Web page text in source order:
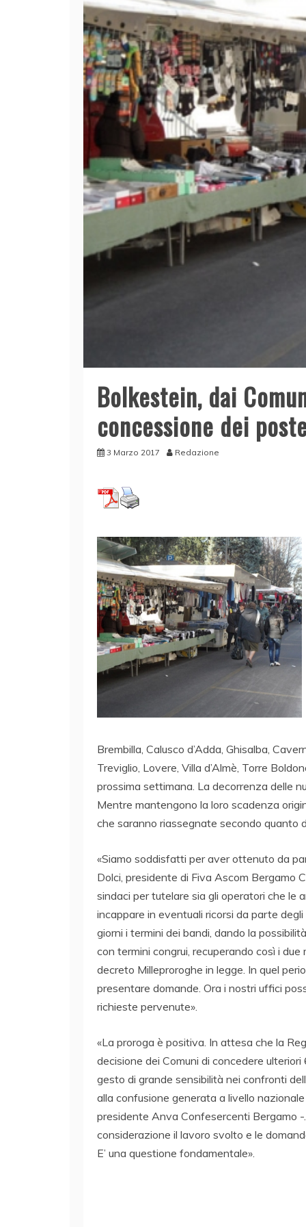
Bolkestein, dai
concessione dei
3 Marzo 2017 Redazione
Brembilla, Calusco d’Adda, Ghisalba,
Treviglio, Lovere, Villa d’Almè, Torre
prossima settimana. La decorrenza delle
Mentre mantengono la loro scadenza
che saranno riassegnate secondo quanto
«Siamo soddisfatti per aver ottenuto da
Dolci, presidente di Fiva Ascom Bergamo
sindaci per tutelare sia gli operatori che le
incappare in eventuali ricorsi da parte
giorni i termini dei bandi, dando la
con termini congrui, recuperando così i
decreto Milleproroghe in legge. In quel
presentare domande. Ora i nostri uffici
richieste pervenute».
«La proroga è positiva. In attesa che la
decisione dei Comuni di concedere
gesto di grande sensibilità nei confronti
alla confusione generata a livello
presidente Anva Confesercenti Bergamo
considerazione il lavoro svolto e le
E’ una questione fondamentale».